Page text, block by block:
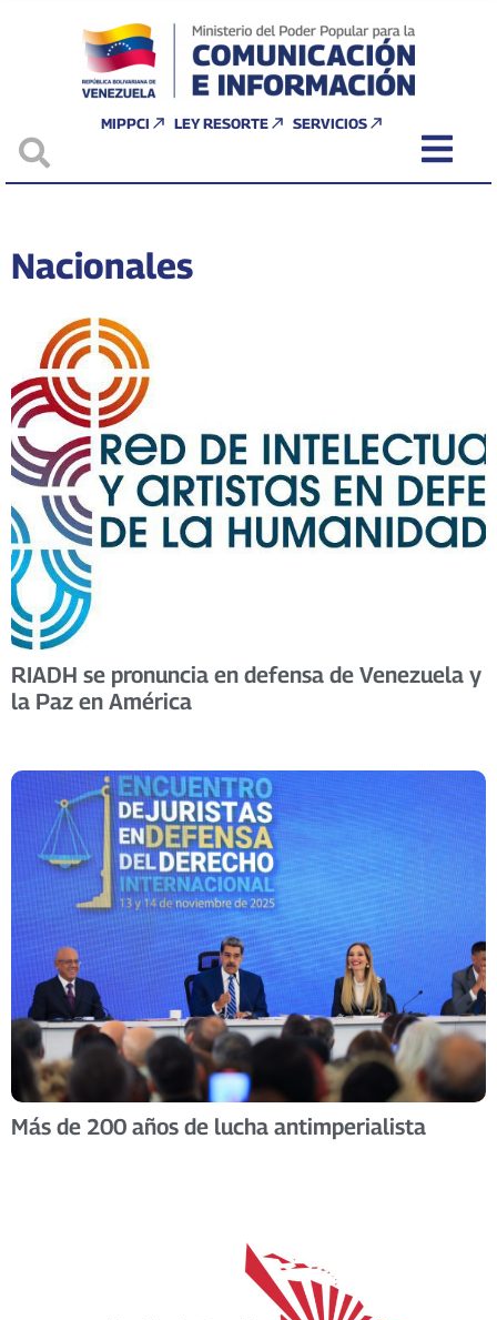
MIPPCI LEY RESORTE SERVICIOS
Nacionales
RIADH se pronuncia en defensa de Venezuela y
la Paz en América
Más de 200 años de lucha antimperialista